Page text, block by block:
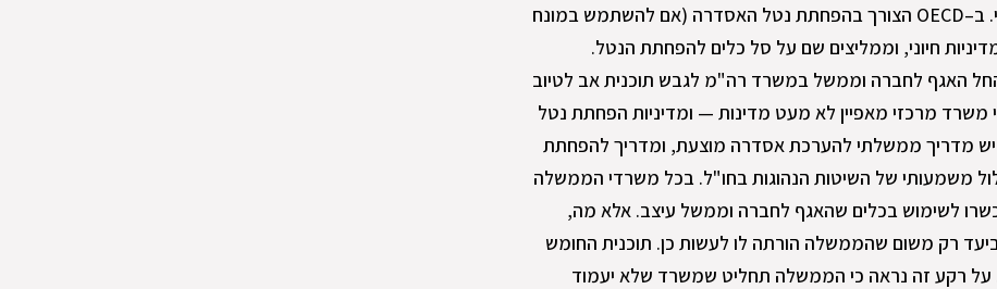
נמוכה יחסית בשל הנטל הביורוקטי. ב–OECD הצורך בהפחתת נטל האסדרה (אם להשתמש במונח
30 שנה כתחום מדיניות חיוני, וממליצים שם על סל כלים להפחתת הנטל.
האגף לחברה וממשל במשרד רה"מ לגבש תוכנית אב לטיוב
משרד מרכזי מאפיין לא מעט מדינות — ומדיניות הפחתת נטל
מדריך ממשלתי להערכת אסדרה מוצעת, ומדריך להפחתת
משמעותי של השיטות הנהוגות בחו"ל. בכל משרדי הממשלה
לשימוש בכלים שהאגף לחברה וממשל עיצב. אלא מה,
רק משום שהממשלה הורתה לו לעשות כן. תוכנית החומש
רקע זה נראה כי הממשלה תחליט שמשרד שלא יעמוד